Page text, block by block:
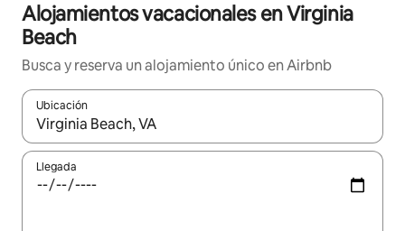
Alojamientos vacacionales en Virginia
Beach
Busca y reserva un alojamiento único en Airbnb
Ubicación
Cuando los resultados estén disponibles, podrás navegar
Llegada